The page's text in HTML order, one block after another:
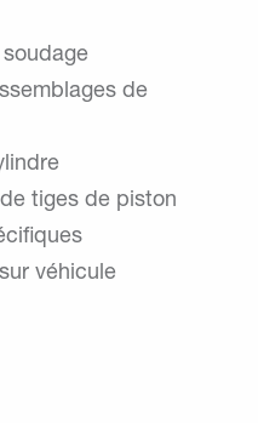
de
tiges de piston
véhicule